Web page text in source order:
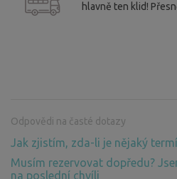
hlavně ten klid!
Odpovědi na časté dotazy
Jak zjistím, zda-li je nějaký
Musím rezervovat dopředu?
na poslední chvíli